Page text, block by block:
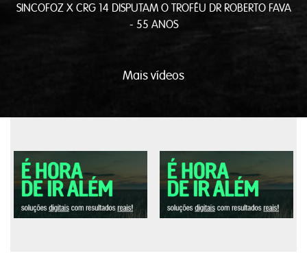
SINCOFOZ X CRG 14 DISPUTAM O TROFÉU DR ROBERTO FAVA
- 55 ANOS
Mais vídeos